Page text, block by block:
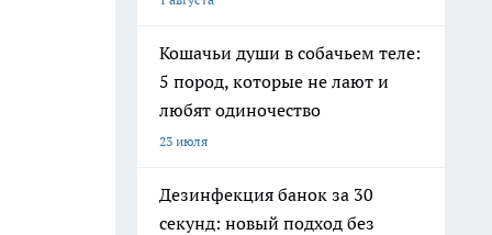
Кошачьи души в собачьем теле:
5 пород, которые не лают и
любят одиночество
23 июля
Дезинфекция банок за 30
секунд: новый подход без